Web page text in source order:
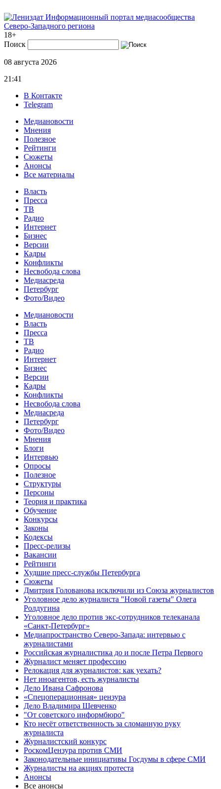
Информационный портал медиасообщества
Северо-Западного региона
18+
Поиск
08 августа 2026
21:41
В Контакте
Telegram
Медиановости
Мнения
Полезное
Рейтинги
Сюжеты
Анонсы
Все материалы
Власть
Пресса
ТВ
Радио
Интернет
Бизнес
Версии
Кадры
Конфликты
Несвобода слова
Медиасреда
Петербург
Фото/Видео
Медиановости
Власть
Пресса
ТВ
Радио
Интернет
Бизнес
Версии
Кадры
Конфликты
Несвобода слова
Медиасреда
Петербург
Фото/Видео
Мнения
Блоги
Интервью
Опросы
Полезное
Структуры
Персоны
Теория и практика
Обучение
Конкурсы
Законы
Кодексы
Пресс-релизы
Вакансии
Рейтинги
Худшие пресс-службы Петербурга
Сюжеты
Дмитрия Голованова исключили из Союза журналистов
Уголовное дело журналиста "Новой газеты" Олега
Ролдугина
Уголовное дело против экс-сотрудников телеканала
«Санкт-Петербург»
Медиапространство Северо-Запада: интервью с
журналистами
Российская журналистика до и после Петра Первого
Журналист меняет профессию
Релокация для журналистов: как уехать?
Нет иноагентов, есть журналисты
Дело Ивана Сафронова
«Спецоперационная» цензура
Дело Владимира Шевченко
"От советского информбюро"
Кто несёт ответственность за сломанную руку
журналиста
Журналистский конкурс
РоскомЦензура против СМИ
Законодательные инициативы Госдумы в сфере СМИ
Журналисты на акциях протеста
Анонсы
Все анонсы